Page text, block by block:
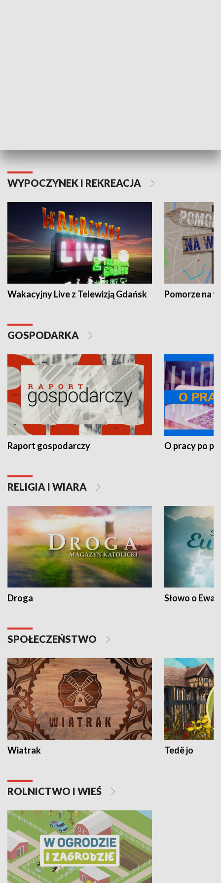
WYPOCZYNEK I REKREACJA
Wakacyjny Live z Telewizją Gdańsk Pomorze na
GOSPODARKA
Raport gospodarczy O pracy po
RELIGIA I WIARA
Droga Słowo o
SPOŁECZEŃSTWO
Wiatrak Tedë jo
ROLNICTWO I WIEŚ